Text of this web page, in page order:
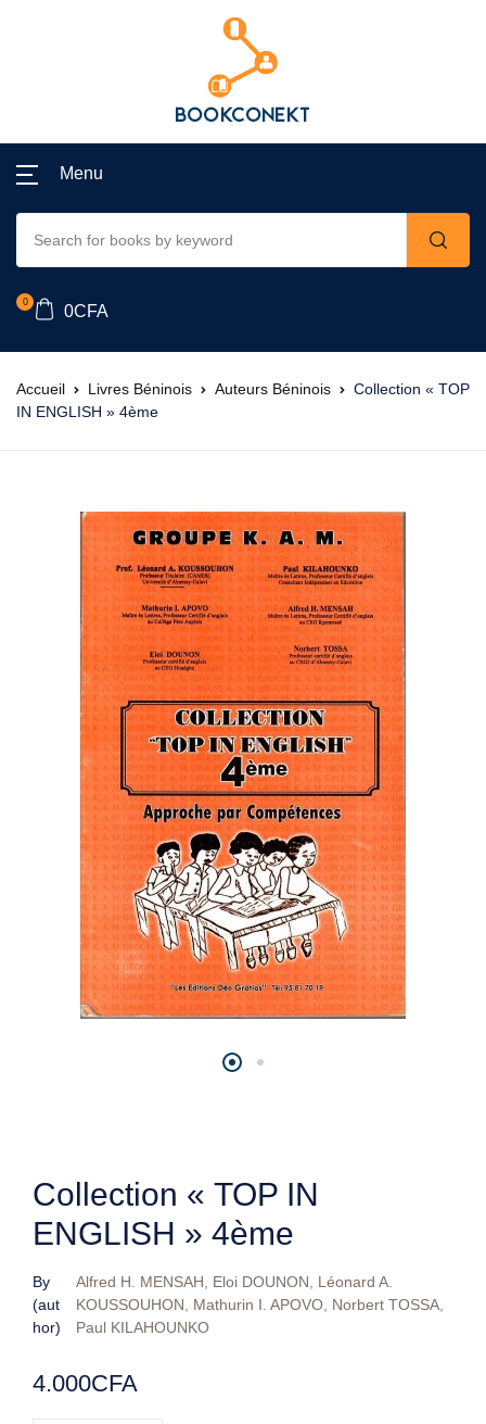
Menu
0
0CFA
Accueil Livres Béninois Auteurs Béninois
Collection « TOP
IN ENGLISH » 4ème
Collection « TOP IN
ENGLISH » 4ème
By
(aut
hor)
Alfred H. MENSAH, Eloi DOUNON, Léonard A.
KOUSSOUHON, Mathurin I. APOVO, Norbert TOSSA,
Paul KILAHOUNKO
4.000CFA